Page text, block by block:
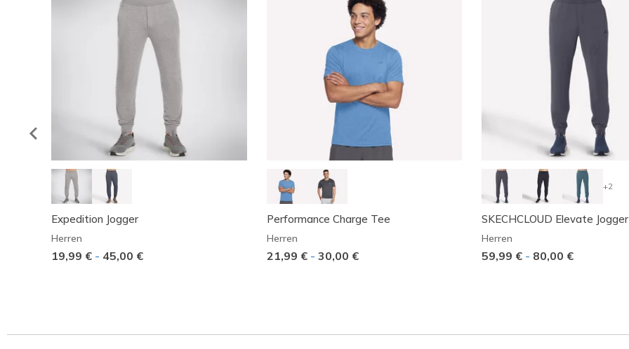
Expedition Jogger
Herren
19,99 € - 45,00 €
Performance Charge Tee
Herren
21,99 € - 30,00 €
+2
SKECHCLOUD Elevate Jogger
Herren
59,99 € - 80,00 €